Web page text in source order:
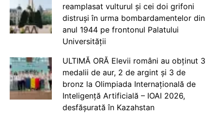
reamplasat vulturul și cei doi grifoni
distruși în urma bombardamentelor din
anul 1944 pe frontonul Palatului
Universității
ULTIMĂ ORĂ Elevii români au obținut 3
medalii de aur, 2 de argint și 3 de
bronz la Olimpiada Internațională de
Inteligență Artificială – IOAI 2026,
desfășurată în Kazahstan